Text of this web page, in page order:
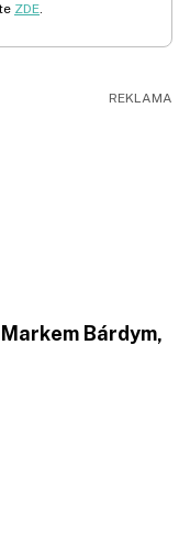
ZDE.
Bárdym,